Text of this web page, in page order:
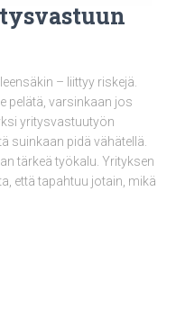
– liittyy riskejä.
pelätä, varsinkaan jos
yritysvastuutyön
suinkaan pidä vähätellä.
tärkeä työkalu. Yrityksen
että tapahtuu jotain, mikä